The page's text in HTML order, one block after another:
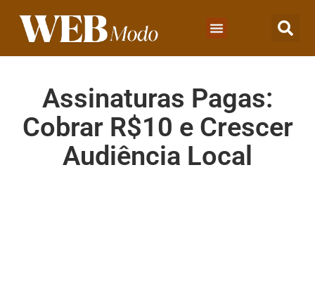
Assinaturas Pagas:
Cobrar R$10 e Crescer
Audiência Local